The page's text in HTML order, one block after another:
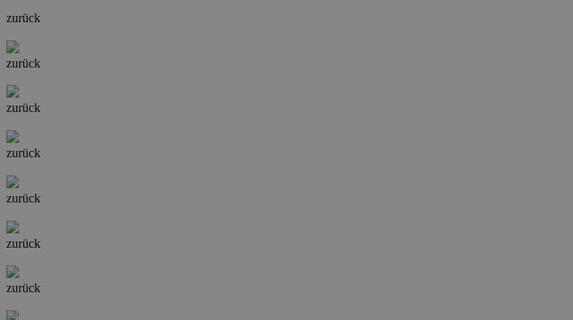
zurück
zurück
zurück
zurück
zurück
zurück
zurück